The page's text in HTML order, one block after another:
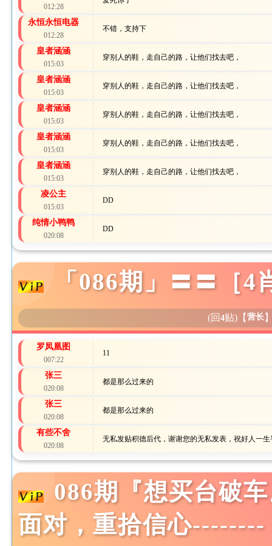
012:28
永恒永恒电器
012:28
不错，支持下
皇者涵涵
015:03
穿别人的鞋，走自己的路，让他们找去吧，
皇者涵涵
015:03
穿别人的鞋，走自己的路，让他们找去吧，
皇者涵涵
015:03
穿别人的鞋，走自己的路，让他们找去吧，
皇者涵涵
015:03
穿别人的鞋，走自己的路，让他们找去吧，
皇者涵涵
015:03
穿别人的鞋，走自己的路，让他们找去吧，
凌公主
015:03
DD
纯情小鸭鸭
020:08
DD
「086期」〓〓［
(回 4贴)【 营长
罗凤凰图
007:22
11
张三
020:08
都是那么过来的
张三
020:08
都是那么过来的
有些不舍
020:08
无私发贴积德后代，谢谢您的无私发表，祝好人一生
086期『想买台破
面对，重拾信心--------